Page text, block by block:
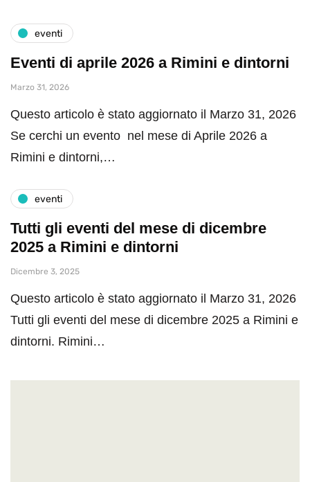
eventi
Eventi di aprile 2026 a Rimini e dintorni
Marzo 31, 2026
Questo articolo è stato aggiornato il Marzo 31, 2026
Se cerchi un evento nel mese di Aprile 2026 a
Rimini e dintorni,…
eventi
Tutti gli eventi del mese di dicembre
2025 a Rimini e dintorni
Dicembre 3, 2025
Questo articolo è stato aggiornato il Marzo 31, 2026
Tutti gli eventi del mese di dicembre 2025 a Rimini e
dintorni. Rimini…